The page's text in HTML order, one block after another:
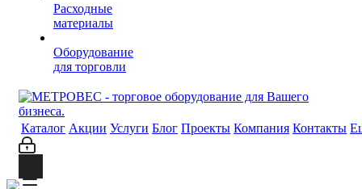
Расходные
материалы
Оборудование
для торговли
Каталог Акции Услуги Блог Проекты Компания Контакты